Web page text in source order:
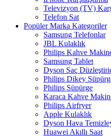
Televizyon (TV)
Telefon Sat
Popüler Marka Kategoriler
Samsung Telefonlar
JBL Kulaklık
Philips Kahve
Samsung Tablet
Dyson Saç
Philips Dikey
Philips Süpürge
Karaca Kahve
Philips Airfryer
Apple Kulaklık
Dyson Hava
Huawei Akıllı Saat